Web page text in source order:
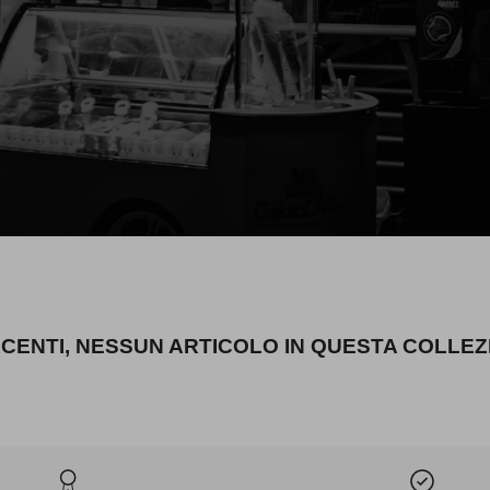
NESSUN ARTICOLO IN QUESTA